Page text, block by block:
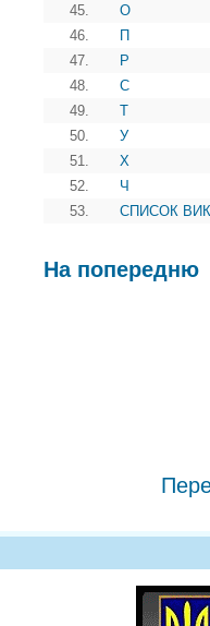
45.
О
46.
П
47.
Р
48.
С
49.
Т
50.
У
51.
Х
52.
Ч
53.
СПИСОК
На попередню